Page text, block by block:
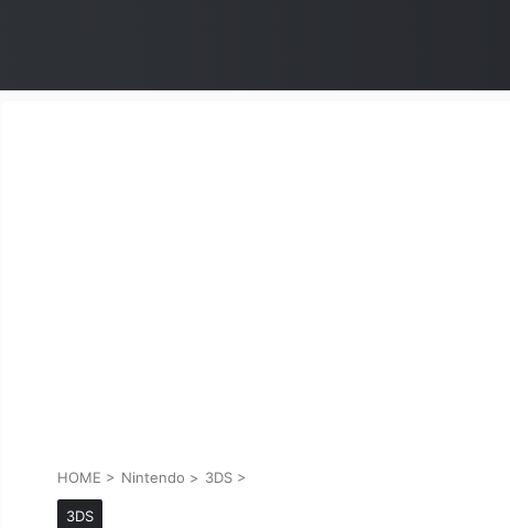
HOME > Nintendo > 3DS >
3DS